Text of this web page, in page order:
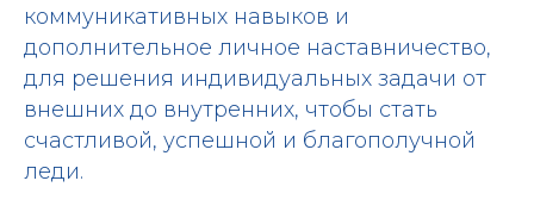
коммуникативных навыков и
дополнительное личное наставничество,
для решения индивидуальных задачи от
внешних до внутренних, чтобы стать
счастливой, успешной и благополучной
леди.